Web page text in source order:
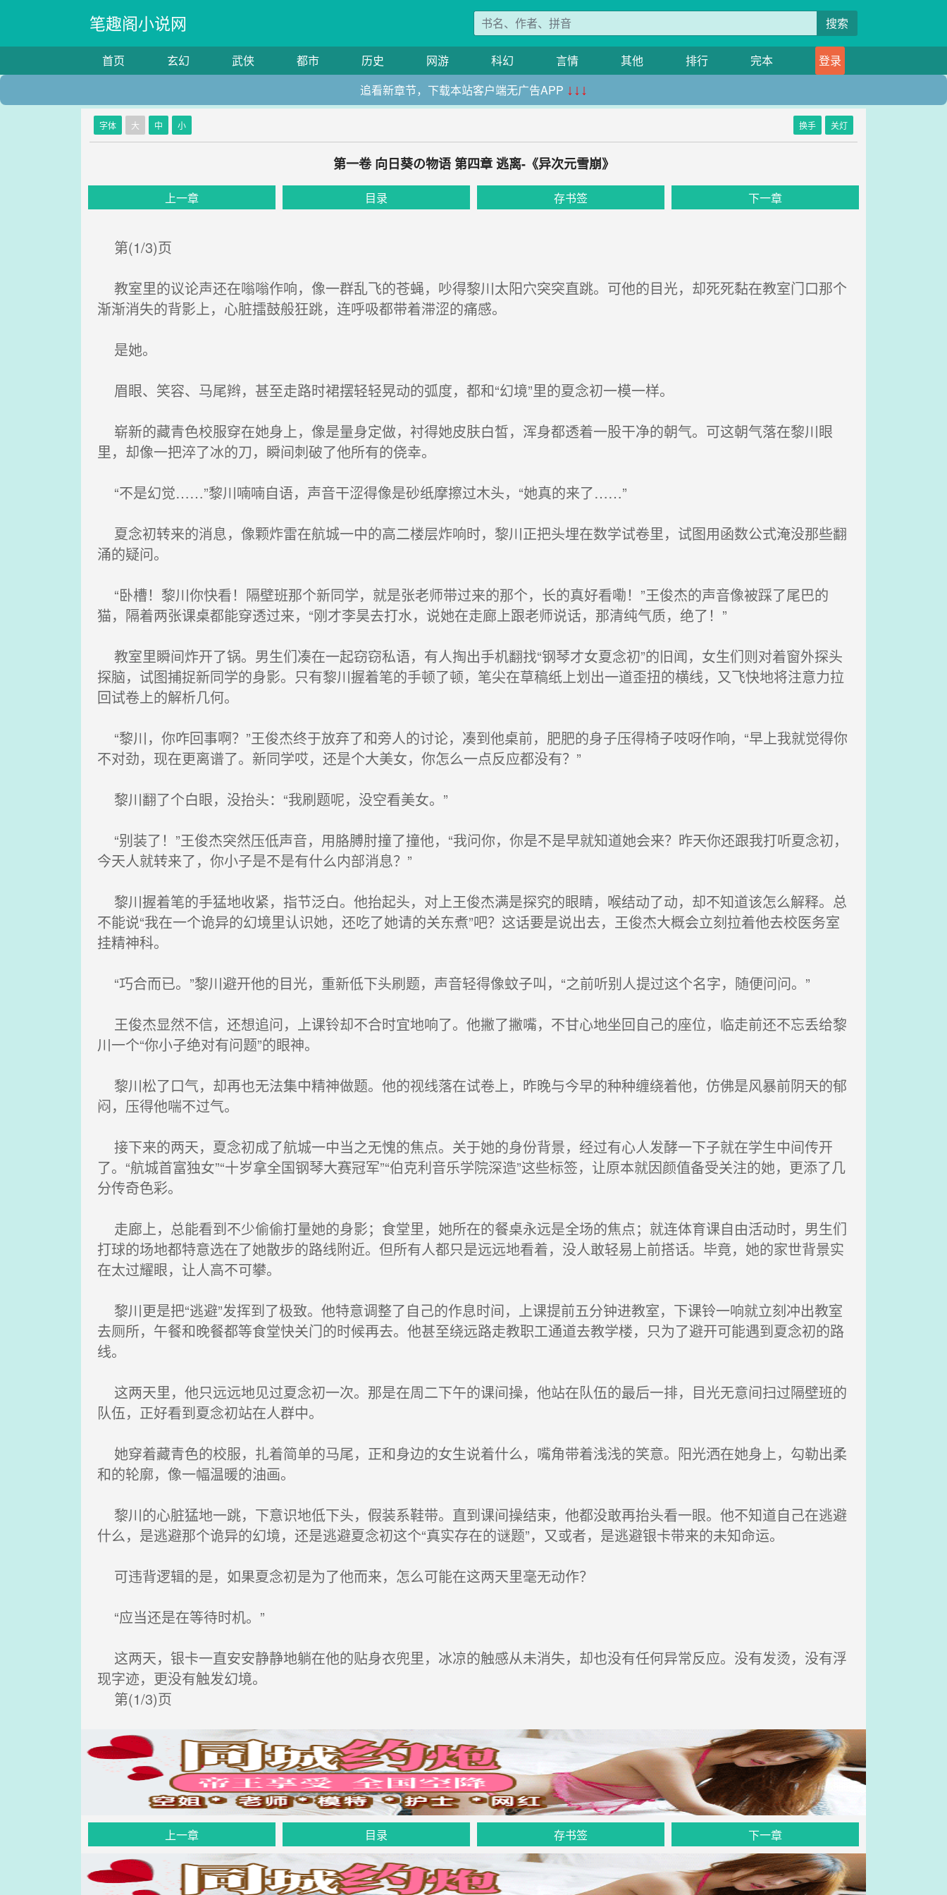
笔趣阁小说网 搜索
首页 玄幻 武侠 都市 历史 网游 科幻 言情 其他 排行 完本
登录
追看新章节，下载本站客户端无广告APP ↓↓↓
字体 大 中 小 换手 关灯
第一卷 向日葵の物语 第四章 逃离-《异次元雪崩》
上一章 目录 存书签 下一章
第(1/3)页
教室里的议论声还在嗡嗡作响，像一群乱飞的苍蝇，吵得黎川太阳穴突突直跳。可他的目光，却死死黏在教室门口那个
渐渐消失的背影上，心脏擂鼓般狂跳，连呼吸都带着滞涩的痛感。
是她。
眉眼、笑容、马尾辫，甚至走路时裙摆轻轻晃动的弧度，都和“幻境”里的夏念初一模一样。
崭新的藏青色校服穿在她身上，像是量身定做，衬得她皮肤白皙，浑身都透着一股干净的朝气。可这朝气落在黎川眼
里，却像一把淬了冰的刀，瞬间刺破了他所有的侥幸。
“不是幻觉……”黎川喃喃自语，声音干涩得像是砂纸摩擦过木头，“她真的来了……”
夏念初转来的消息，像颗炸雷在航城一中的高二楼层炸响时，黎川正把头埋在数学试卷里，试图用函数公式淹没那些翻
涌的疑问。
“卧槽！黎川你快看！隔壁班那个新同学，就是张老师带过来的那个，长的真好看嘞！”王俊杰的声音像被踩了尾巴的
猫，隔着两张课桌都能穿透过来，“刚才李昊去打水，说她在走廊上跟老师说话，那清纯气质，绝了！”
教室里瞬间炸开了锅。男生们凑在一起窃窃私语，有人掏出手机翻找“钢琴才女夏念初”的旧闻，女生们则对着窗外探头
探脑，试图捕捉新同学的身影。只有黎川握着笔的手顿了顿，笔尖在草稿纸上划出一道歪扭的横线，又飞快地将注意力拉
回试卷上的解析几何。
“黎川，你咋回事啊？”王俊杰终于放弃了和旁人的讨论，凑到他桌前，肥肥的身子压得椅子吱呀作响，“早上我就觉得你
不对劲，现在更离谱了。新同学哎，还是个大美女，你怎么一点反应都没有？”
黎川翻了个白眼，没抬头：“我刷题呢，没空看美女。”
“别装了！”王俊杰突然压低声音，用胳膊肘撞了撞他，“我问你，你是不是早就知道她会来？昨天你还跟我打听夏念初，
今天人就转来了，你小子是不是有什么内部消息？”
黎川握着笔的手猛地收紧，指节泛白。他抬起头，对上王俊杰满是探究的眼睛，喉结动了动，却不知道该怎么解释。总
不能说“我在一个诡异的幻境里认识她，还吃了她请的关东煮”吧？这话要是说出去，王俊杰大概会立刻拉着他去校医务室
挂精神科。
“巧合而已。”黎川避开他的目光，重新低下头刷题，声音轻得像蚊子叫，“之前听别人提过这个名字，随便问问。”
王俊杰显然不信，还想追问，上课铃却不合时宜地响了。他撇了撇嘴，不甘心地坐回自己的座位，临走前还不忘丢给黎
川一个“你小子绝对有问题”的眼神。
黎川松了口气，却再也无法集中精神做题。他的视线落在试卷上，昨晚与今早的种种缠绕着他，仿佛是风暴前阴天的郁
闷，压得他喘不过气。
接下来的两天，夏念初成了航城一中当之无愧的焦点。关于她的身份背景，经过有心人发酵一下子就在学生中间传开
了。“航城首富独女”“十岁拿全国钢琴大赛冠军”“伯克利音乐学院深造”这些标签，让原本就因颜值备受关注的她，更添了几
分传奇色彩。
走廊上，总能看到不少偷偷打量她的身影；食堂里，她所在的餐桌永远是全场的焦点；就连体育课自由活动时，男生们
打球的场地都特意选在了她散步的路线附近。但所有人都只是远远地看着，没人敢轻易上前搭话。毕竟，她的家世背景实
在太过耀眼，让人高不可攀。
黎川更是把“逃避”发挥到了极致。他特意调整了自己的作息时间，上课提前五分钟进教室，下课铃一响就立刻冲出教室
去厕所，午餐和晚餐都等食堂快关门的时候再去。他甚至绕远路走教职工通道去教学楼，只为了避开可能遇到夏念初的路
线。
这两天里，他只远远地见过夏念初一次。那是在周二下午的课间操，他站在队伍的最后一排，目光无意间扫过隔壁班的
队伍，正好看到夏念初站在人群中。
她穿着藏青色的校服，扎着简单的马尾，正和身边的女生说着什么，嘴角带着浅浅的笑意。阳光洒在她身上，勾勒出柔
和的轮廓，像一幅温暖的油画。
黎川的心脏猛地一跳，下意识地低下头，假装系鞋带。直到课间操结束，他都没敢再抬头看一眼。他不知道自己在逃避
什么，是逃避那个诡异的幻境，还是逃避夏念初这个“真实存在的谜题”，又或者，是逃避银卡带来的未知命运。
可违背逻辑的是，如果夏念初是为了他而来，怎么可能在这两天里毫无动作？
“应当还是在等待时机。”
这两天，银卡一直安安静静地躺在他的贴身衣兜里，冰凉的触感从未消失，却也没有任何异常反应。没有发烫，没有浮
现字迹，更没有触发幻境。
第(1/3)页
上一章 目录 存书签 下一章